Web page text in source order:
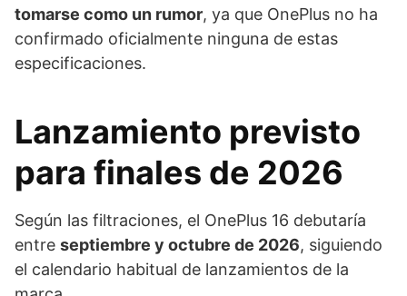
tomarse como un rumor, ya que OnePlus no ha
confirmado oficialmente ninguna de estas
especificaciones.
Lanzamiento previsto
para finales de 2026
Según las filtraciones, el OnePlus 16 debutaría
entre septiembre y octubre de 2026, siguiendo
el calendario habitual de lanzamientos de la